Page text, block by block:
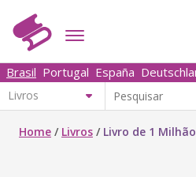
Brasil Portugal España
Home / Livros / Livro de 1